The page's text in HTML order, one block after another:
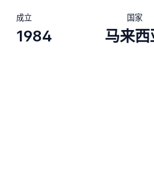
成立
1984
国家
马来西